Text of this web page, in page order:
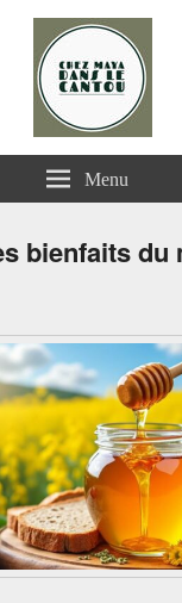
dans le
Menu
bienfaits du